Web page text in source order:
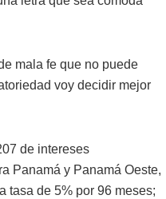
mala fe que no puede
voy decidir mejor
de intereses
Panamá y Panamá Oeste,
tasa de 5% por 96 meses;